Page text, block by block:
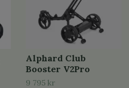
Alphard Club
Booster V2Pro
9 795 kr